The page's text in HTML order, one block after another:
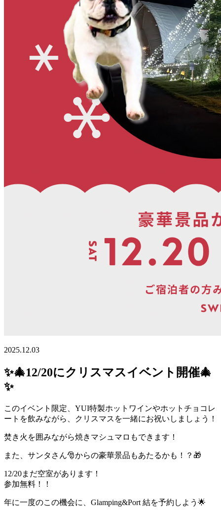
2025.12.03
✨🎄12/20にクリスマスイベント開催🎄
✨
このイベント限定、YUI特製ホットワインやホットチョコレ
ートを飲みながら、クリスマスを一緒にお祝いしましょう！
焚き火を囲みながら焼きマシュマロもできます！
また、サンタさん🎅からの豪華景品もあたるかも！？🎁
12/20まだ空室があります！
参加無料！！
年に一度のこの機会に、Glamping&Port 結を予約しよう🌟